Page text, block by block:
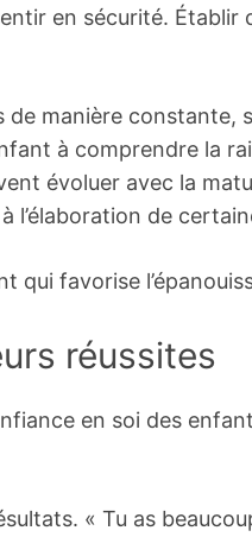
en sécurité. Établir
de manière constante,
à comprendre la
évoluer avec la
l’élaboration de
favorise
réussites
en soi des
« Tu as